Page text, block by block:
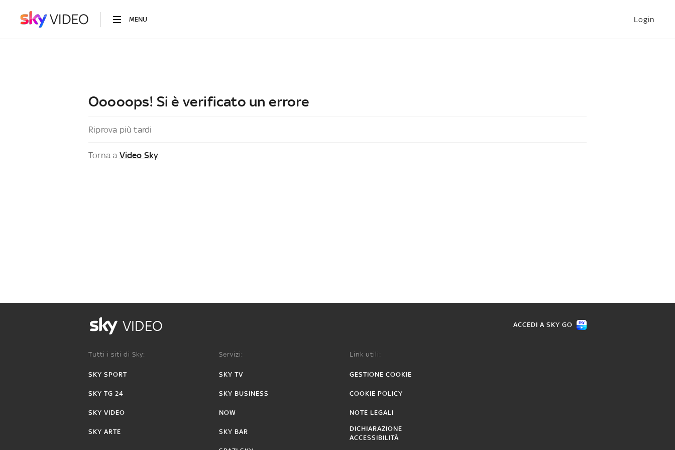
MENU Login
Ooooops! Si è verificato un errore
Riprova più tardi
Torna a Video Sky
VIDEO ACCEDI A SKY GO
Tutti i siti di Sky:
SKY SPORT
SKY TG 24
SKY VIDEO
SKY ARTE
Servizi:
SKY TV
SKY BUSINESS
NOW
SKY BAR
Link utili:
GESTIONE COOKIE
COOKIE POLICY
NOTE LEGALI
DICHIARAZIONE
ACCESSIBILITÀ